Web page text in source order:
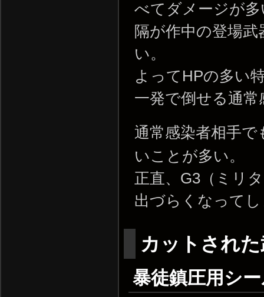
べてダメージが
隔が作中の登場武
い。
よってHPの多い
一発で倒せる通
通常感染者相手で
いことが多い。
正直、G3（ミリ
出づらくなって
カットされ
暴徒鎮圧用シ